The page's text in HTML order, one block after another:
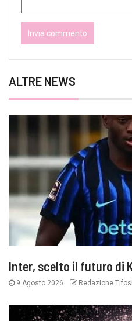
ALTRE NEWS
Inter, scelto il futuro di
9 Agosto 2026 Redazione